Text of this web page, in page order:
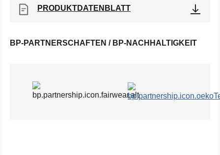
PRODUKTDATENBLATT
BP-PARTNERSCHAFTEN / BP-NACHHALTIGKEIT